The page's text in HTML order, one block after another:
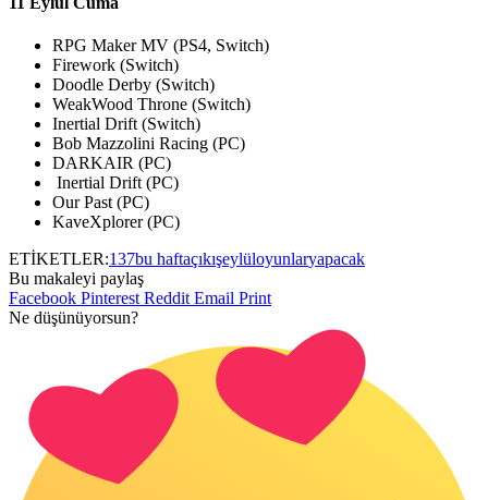
RPG Maker MV (PS4, Switch)
Firework (Switch)
Doodle Derby (Switch)
WeakWood Throne (Switch)
Inertial Drift (Switch)
Bob Mazzolini Racing (PC)
DARKAIR (PC)
Inertial Drift (PC)
Our Past (PC)
KaveXplorer (PC)
ETİKETLER:137bu haftaçıkışeylüloyunlaryapacak
Bu makaleyi paylaş
Facebook Pinterest Reddit Email Print
Ne düşünüyorsun?